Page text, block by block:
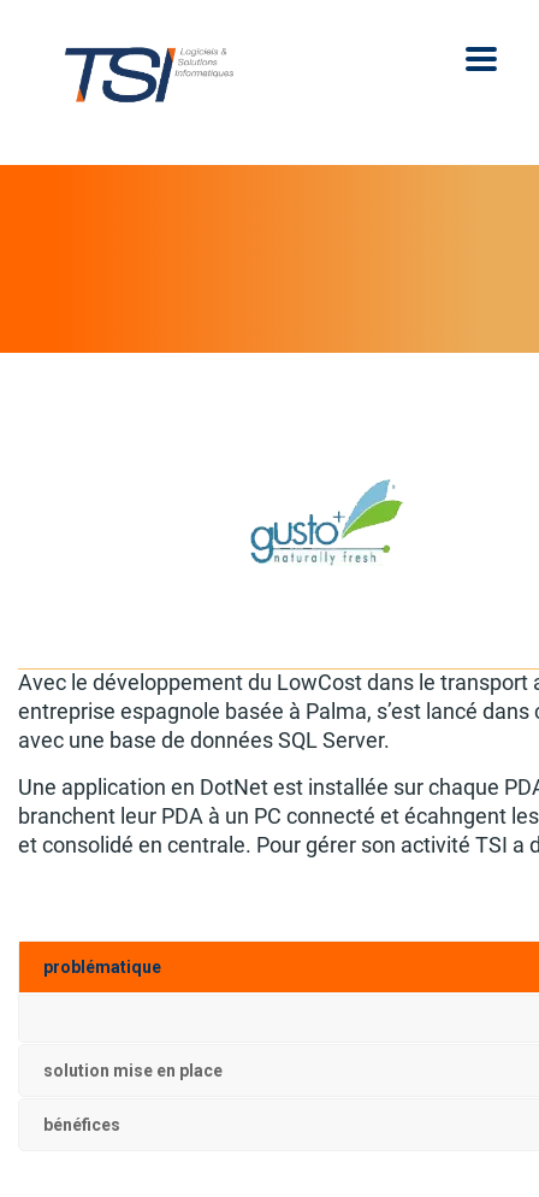
Avec le développement du LowCost dans le transport
entreprise espagnole basée à Palma, s’est lancé
avec une base de données SQL Server.
Une application en DotNet est installée sur chaque
branchent leur PDA à un PC connecté et écahngent
et consolidé en centrale. Pour gérer son activité TSI a
problématique
solution mise en place
bénéfices